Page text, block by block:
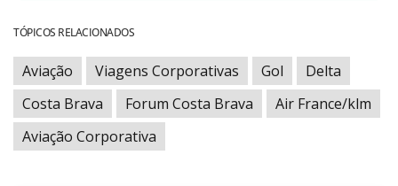
TÓPICOS RELACIONADOS
Aviação Viagens Corporativas Gol
Delta
Costa Brava
Forum Costa Brava
Air France/klm
Aviação Corporativa